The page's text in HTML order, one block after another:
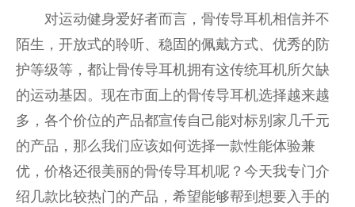
对运动健身爱好者而言，骨传导耳机相信并不
陌生，开放式的聆听、稳固的佩戴方式、优秀的防
护等级等，都让骨传导耳机拥有这传统耳机所欠缺
的运动基因。现在市面上的骨传导耳机选择越来越
多，各个价位的产品都宣传自己能对标别家几千元
的产品，那么我们应该如何选择一款性能体验兼
优，价格还很美丽的骨传导耳机呢？今天我专门介
绍几款比较热门的产品，希望能够帮到想要入手的